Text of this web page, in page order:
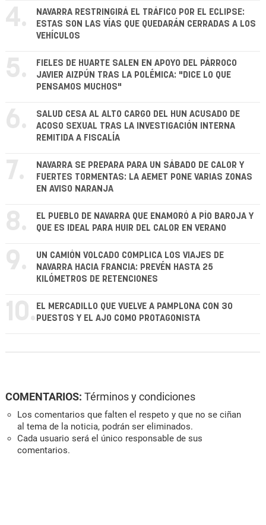
4.
NAVARRA RESTRINGIRÁ EL TRÁFICO POR EL ECLIPSE:
ESTAS SON LAS VÍAS QUE QUEDARÁN CERRADAS A LOS
VEHÍCULOS
5.
FIELES DE HUARTE SALEN EN APOYO DEL PÁRROCO
JAVIER AIZPÚN TRAS LA POLÉMICA: "DICE LO QUE
PENSAMOS MUCHOS"
6.
SALUD CESA AL ALTO CARGO DEL HUN ACUSADO DE
ACOSO SEXUAL TRAS LA INVESTIGACIÓN INTERNA
REMITIDA A FISCALÍA
7.
NAVARRA SE PREPARA PARA UN SÁBADO DE CALOR Y
FUERTES TORMENTAS: LA AEMET PONE VARIAS ZONAS
EN AVISO NARANJA
8.
EL PUEBLO DE NAVARRA QUE ENAMORÓ A PÍO BAROJA Y
QUE ES IDEAL PARA HUIR DEL CALOR EN VERANO
9.
UN CAMIÓN VOLCADO COMPLICA LOS VIAJES DE
NAVARRA HACIA FRANCIA: PREVÉN HASTA 25
KILÓMETROS DE RETENCIONES
10. EL MERCADILLO QUE VUELVE A PAMPLONA CON 30
PUESTOS Y EL AJO COMO PROTAGONISTA
COMENTARIOS: Términos y condiciones
Los comentarios que falten el respeto y que no se ciñan
al tema de la noticia, podrán ser eliminados.
Cada usuario será el único responsable de sus
comentarios.